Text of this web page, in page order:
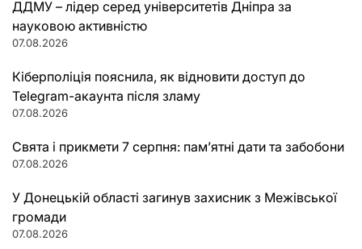
ДДМУ – лідер серед університетів Дніпра за
науковою активністю
07.08.2026
Кіберполіція пояснила, як відновити доступ до
Telegram-акаунта після зламу
07.08.2026
Свята і прикмети 7 серпня: пам’ятні дати та забобони
07.08.2026
У Донецькій області загинув захисник з Межівської
громади
07.08.2026